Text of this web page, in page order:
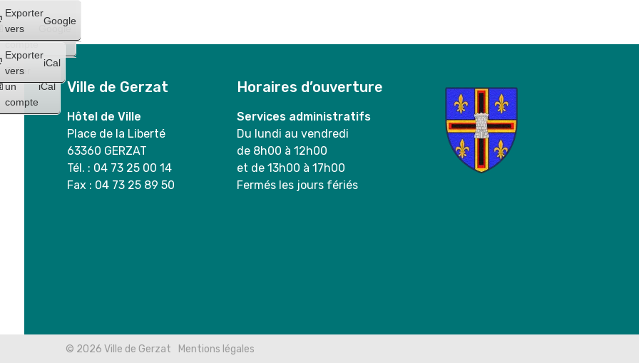
Créer
un
compte
Google
Créer
un
compte
iCal
Exporter
vers
Google
Exporter
vers
iCal
Ville de Gerzat
Hôtel de Ville
Place de la Liberté
63360 GERZAT
Tél. : 04 73 25 00 14
Fax : 04 73 25 89 50
Horaires d’ouverture
Services administratifs
Du lundi au vendredi
de 8h00 à 12h00
et de 13h00 à 17h00
Fermés les jours fériés
© 2026 Ville de Gerzat Mentions légales